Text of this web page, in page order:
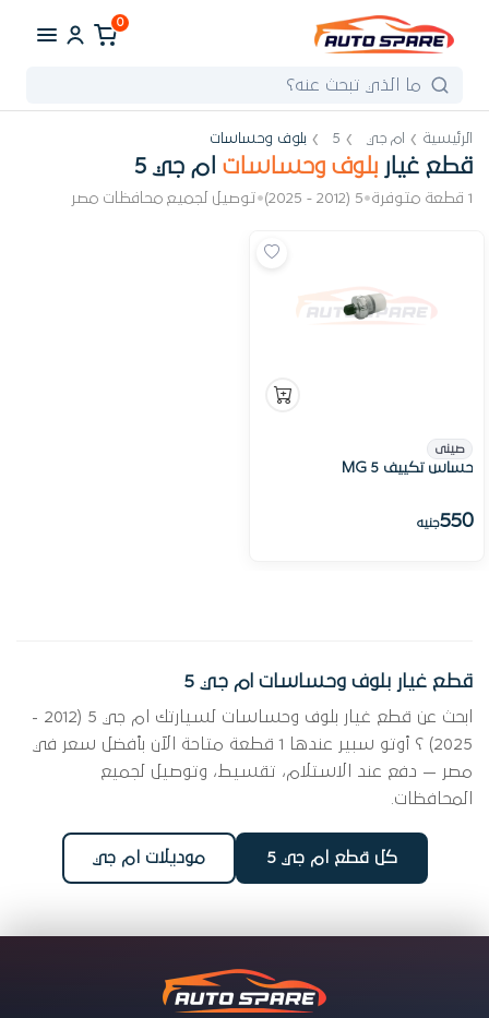
0
الرئيسية ام جي 5 بلوف وحساسات
قطع غيار بلوف وحساسات ام جي 5
1 قطعة متوفرة •
5 (2012 - 2025)
•توصيل لجميع محافظات مصر
صينى
حساس تكييف MG 5
550جنيه
قطع غيار بلوف وحساسات ام جي 5
ابحث عن قطع غيار بلوف وحساسات لسيارتك ام جي 5 (2012 -
2025) ؟ أوتو سبير عندها 1 قطعة متاحة الآن بأفضل سعر في
مصر — دفع عند الاستلام، تقسيط، وتوصيل لجميع
المحافظات.
كل قطع ام جي 5 موديلات ام جي